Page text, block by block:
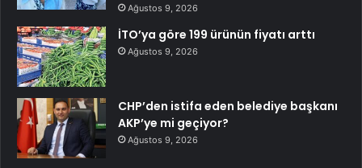
Ağustos 9, 2026
İTO’ya göre 199 ürünün fiyatı arttı
Ağustos 9, 2026
CHP’den istifa eden belediye başkanı
AKP’ye mi geçiyor?
Ağustos 9, 2026